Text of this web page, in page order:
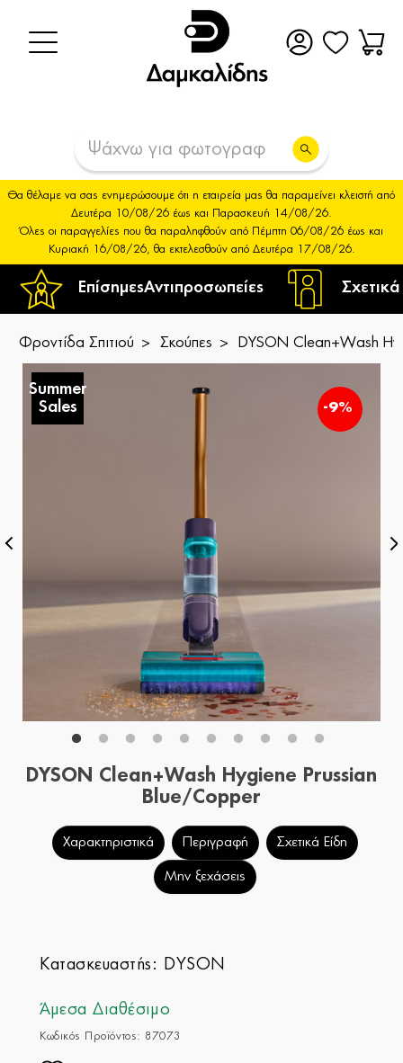
ΕπίσημεςΑντιπροσωπείες
Θα θέλαμε να σας ενημερώσουμε ότι η εταιρεία μας θα παραμείνει κλειστή από
Δευτέρα 10/08/26 έως και Παρασκευή 14/08/26.
Όλες οι παραγγελίες που θα παραληφθούν από Πέμπτη 06/08/26 έως και
Κυριακή 16/08/26, θα εκτελεσθούν από Δευτέρα 17/08/26.
Φροντίδα Σπιτιού Σκούπες DYSON Clean+Wash
Summer
Sales
-9%
DYSON Clean+Wash Hygiene Prussian
Blue/Copper
Χαρακτηριστικά Περιγραφή Σχετικά Είδη
Μην ξεχάσεις
Κατασκευαστής: DYSON
Άμεσα Διαθέσιμο
Κωδικός Προϊόντος: 87073